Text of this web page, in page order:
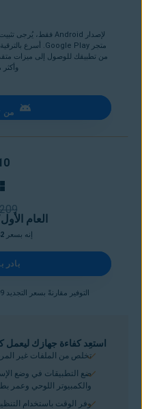
استعِد كفاءة جهازك ليعمل
تخلص من الملفات غير
ضع التطبيقات في وضع
والكمبيوتر اللوحي وعمر
وفر الوقت باستخدام
من تطبيقك للوصول إلى ميزات
من Google Play
10
/العام الأول
إنه بسعر
بادر
التوفير مقارنةً بسعر التجديد SAR 209/العام. تفاصيل الاشتراك